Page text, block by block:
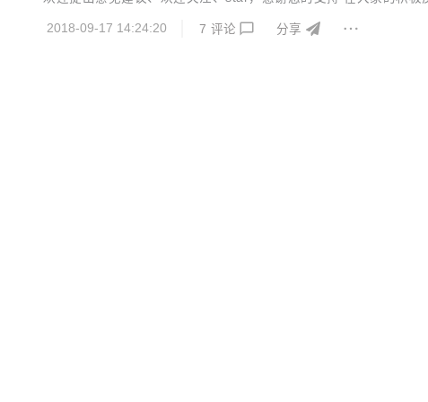
2018-09-17 14:24:20
7 评论 分享